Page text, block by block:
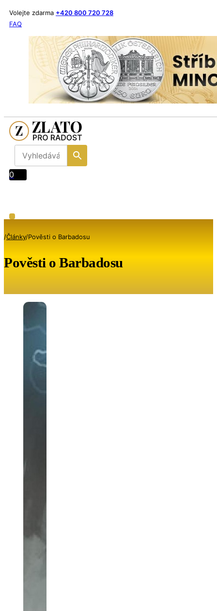
Volejte zdarma +420 800 720 728
FAQ
0
/Články/Pověsti o Barbadosu
Pověsti o Barbadosu